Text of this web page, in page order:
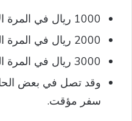
1000 ريال في المرة الأولى.
2000 ريال في المرة الثانية.
3000 ريال في المرة الثالثة.
سفر مؤقت.